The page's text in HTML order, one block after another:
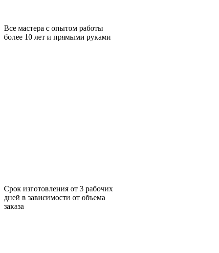
Все мастера с опытом работы
более 10 лет и прямыми руками
Срок изготовления от 3 рабочих
дней в зависимости от объема
заказа